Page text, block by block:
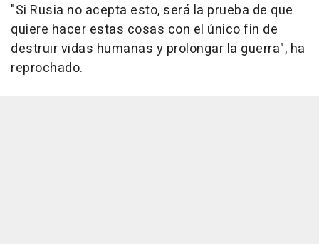
"Si Rusia no acepta esto, será la prueba de que
quiere hacer estas cosas con el único fin de
destruir vidas humanas y prolongar la guerra", ha
reprochado.